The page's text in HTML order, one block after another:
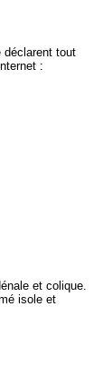
déclarent tout
:
et colique.
isole et